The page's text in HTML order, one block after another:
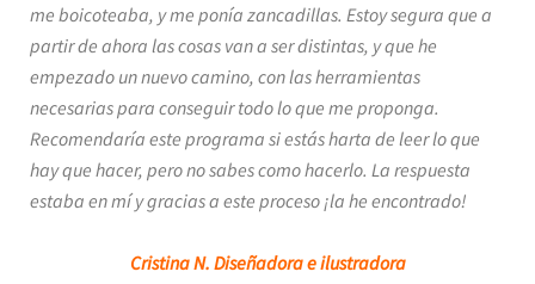
me boicoteaba, y me ponía zancadillas. Estoy segura que a
partir de ahora las cosas van a ser distintas, y que he
empezado un nuevo camino, con las herramientas
necesarias para conseguir todo lo que me proponga.
Recomendaría este programa si estás harta de leer lo que
hay que hacer, pero no sabes como hacerlo. La respuesta
estaba en mí y gracias a este proceso ¡la he encontrado!
Cristina N. Diseñadora e ilustradora